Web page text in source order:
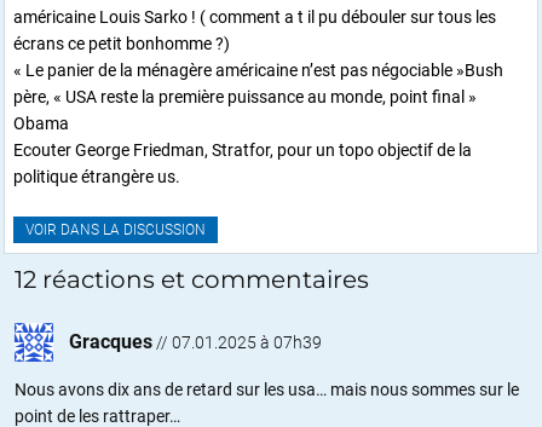
américaine Louis Sarko ! ( comment a t il pu débouler sur tous les
écrans ce petit bonhomme ?)
« Le panier de la ménagère américaine n’est pas négociable »Bush
père, « USA reste la première puissance au monde, point final »
Obama
Ecouter George Friedman, Stratfor, pour un topo objectif de la
politique étrangère us.
VOIR DANS LA DISCUSSION
12 réactions et commentaires
Gracques // 07.01.2025 à 07h39
Nous avons dix ans de retard sur les usa… mais nous sommes sur le
point de les rattraper…